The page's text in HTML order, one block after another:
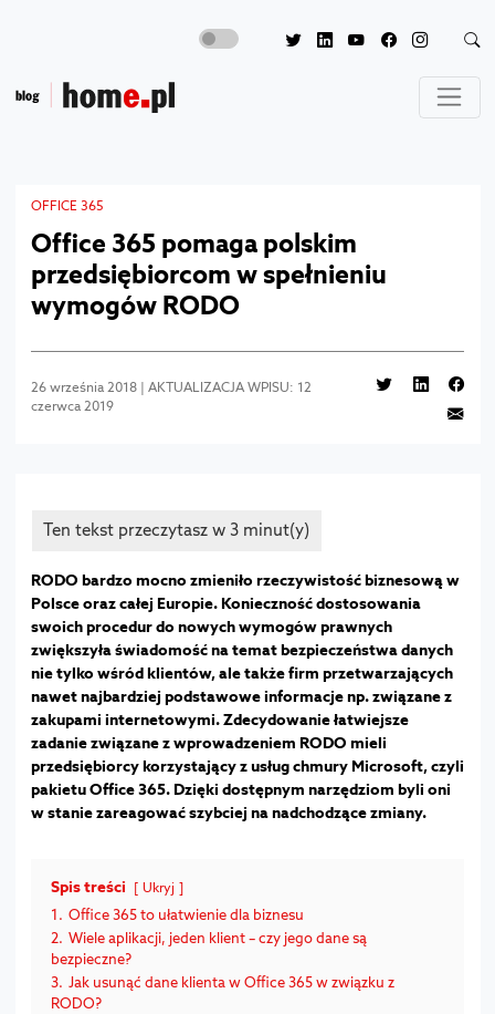
OFFICE 365
Office 365 pomaga polskim
przedsiębiorcom w spełnieniu
wymogów RODO
26 września 2018 | AKTUALIZACJA WPISU: 12
czerwca 2019
RODO bardzo mocno zmieniło rzeczywistość biznesową w
Polsce oraz całej Europie. Konieczność dostosowania
swoich procedur do nowych wymogów prawnych
zwiększyła świadomość na temat bezpieczeństwa danych
nie tylko wśród klientów, ale także firm przetwarzających
nawet najbardziej podstawowe informacje np. związane z
zakupami internetowymi. Zdecydowanie łatwiejsze
zadanie związane z wprowadzeniem RODO mieli
przedsiębiorcy korzystający z usług chmury Microsoft, czyli
pakietu Office 365. Dzięki dostępnym narzędziom byli oni
w stanie zareagować szybciej na nadchodzące zmiany.
Spis treści Ukryj
1. Office 365 to ułatwienie dla biznesu
2. Wiele aplikacji, jeden klient – czy jego dane są
bezpieczne?
3. Jak usunąć dane klienta w Office 365 w związku z
RODO?